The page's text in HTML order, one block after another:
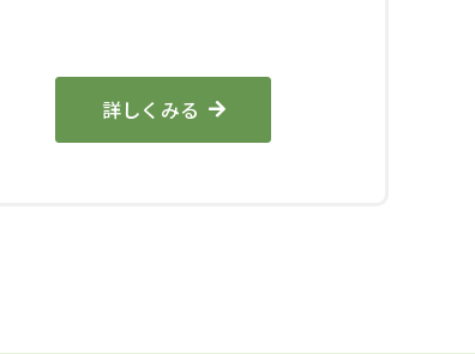
詳しくみる